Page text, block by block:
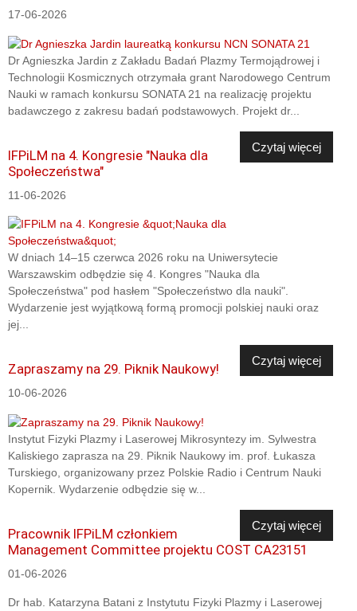
17-06-2026
Dr Agnieszka Jardin z Zakładu Badań Plazmy Termojądrowej i
Technologii Kosmicznych otrzymała grant Narodowego Centrum
Nauki w ramach konkursu SONATA 21 na realizację projektu
badawczego z zakresu badań podstawowych. Projekt dr...
Czytaj więcej
IFPiLM na 4. Kongresie "Nauka dla
Społeczeństwa"
11-06-2026
W dniach 14–15 czerwca 2026 roku na Uniwersytecie
Warszawskim odbędzie się 4. Kongres "Nauka dla
Społeczeństwa" pod hasłem "Społeczeństwo dla nauki".
Wydarzenie jest wyjątkową formą promocji polskiej nauki oraz
jej...
Czytaj więcej
Zapraszamy na 29. Piknik Naukowy!
10-06-2026
Instytut Fizyki Plazmy i Laserowej Mikrosyntezy im. Sylwestra
Kaliskiego zaprasza na 29. Piknik Naukowy im. prof. Łukasza
Turskiego, organizowany przez Polskie Radio i Centrum Nauki
Kopernik. Wydarzenie odbędzie się w...
Czytaj więcej
Pracownik IFPiLM członkiem
Management Committee projektu COST CA23151
01-06-2026
Dr hab. Katarzyna Batani z Instytutu Fizyki Plazmy i Laserowej